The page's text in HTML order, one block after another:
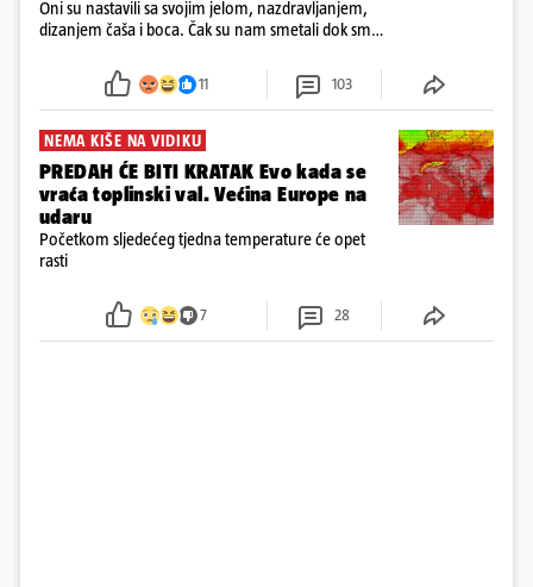
Oni su nastavili sa svojim jelom, nazdravljanjem,
dizanjem čaša i boca. Čak su nam smetali dok smo
požar, rekao je vlasnik
11 103
NEMA KIŠE NA VIDIKU
PREDAH ĆE BITI KRATAK Evo kada se
vraća toplinski val. Većina Europe na
udaru
Početkom sljedećeg tjedna temperature će opet
rasti
7 28